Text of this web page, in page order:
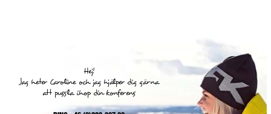
Hej!
Jag heter Caroline och jag hjälper dig gärna
att pussla ihop din konferens